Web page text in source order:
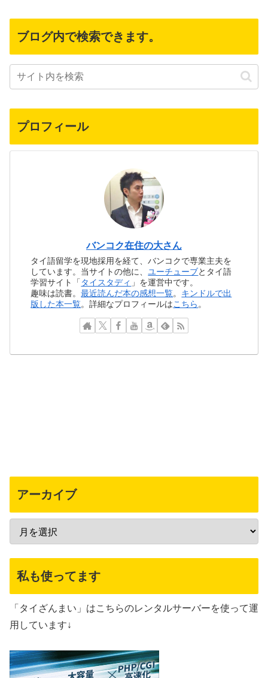
ブログ内で検索できます。
プロフィール
バンコク在住の大さん
タイ語留学を現地採用を経て、バンコクで専業主夫を
しています。当サイトの他に、 ユーチューブとタイ語
学習サイト「 タイスタディ 」を運営中です。
趣味は読書。最近読んだ本の感想一覧。 キンドルで出
版した本一覧。詳細なプロフィールはこちら 。
アーカイブ
私も使ってます
「タイざんまい」はこちらのレンタルサーバーを使って運
用しています↓